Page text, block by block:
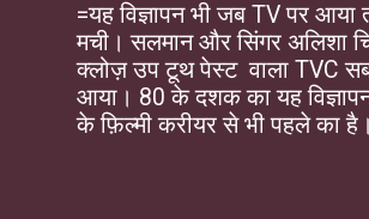
=यह विज्ञापन भी जब TV पर आया
मची। सलमान और सिंगर अलिशा
क्लोज़ उप टूथ पेस्ट वाला TVC
आया। 80 के दशक का यह
के फ़िल्मी करीयर से भी पहले का है।